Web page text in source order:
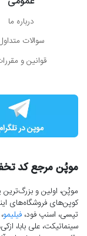
درباره ما
سوالات
قوانین و
موپُن مرجع کد
موپُن، اولین و
کوپن‌های فروشگاه‌های
تپسی، اسنپ فود، فیلیمو
سینماتیکت، علی بابا،